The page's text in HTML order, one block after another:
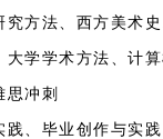
方法、西方美术
学学术方法、计
思冲刺
践、毕业创作与实践